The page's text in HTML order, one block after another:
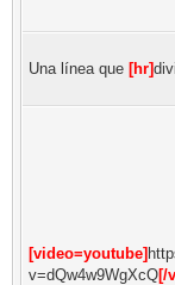
Una línea que [hr]
[video=youtube]
v=dQw4w9WgXcQ[/